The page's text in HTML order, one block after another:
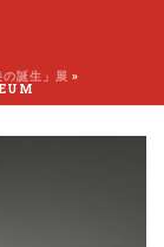
誕生」展 »